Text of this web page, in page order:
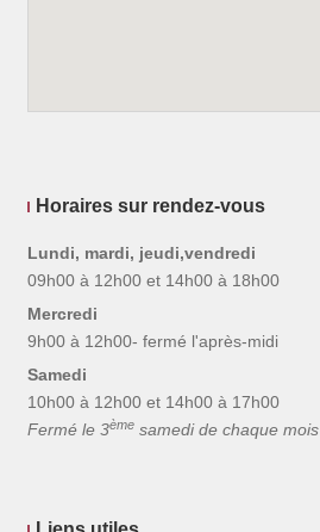
Horaires sur rendez-vous
Lundi, mardi, jeudi,vendredi
09h00 à 12h00 et 14h00 à 18h00
Mercredi
9h00 à 12h00- fermé l'après-midi
Samedi
10h00 à 12h00 et 14h00 à 17h00
Fermé le 3èmesamedi de chaque mois